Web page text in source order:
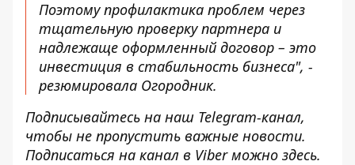
Поэтому профилактика проблем через
тщательную проверку партнера и
надлежаще оформленный договор – это
инвестиция в стабильность бизнеса", -
резюмировала Огородник.
Подписывайтесь на наш Telegram-канал,
чтобы не пропустить важные новости.
Подписаться на канал в Viber можно здесь.